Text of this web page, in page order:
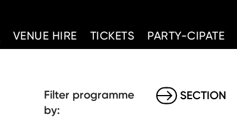
VENUE HIRE TICKETS PARTY-CIPATE
Filter programme
by:
SECTION